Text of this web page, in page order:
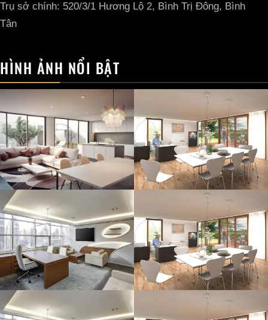
Trụ sở chính: 520/3/1 Hương Lộ 2, Bình Trị Đông, Bình
Tân
HÌNH ẢNH NỔI BẬT